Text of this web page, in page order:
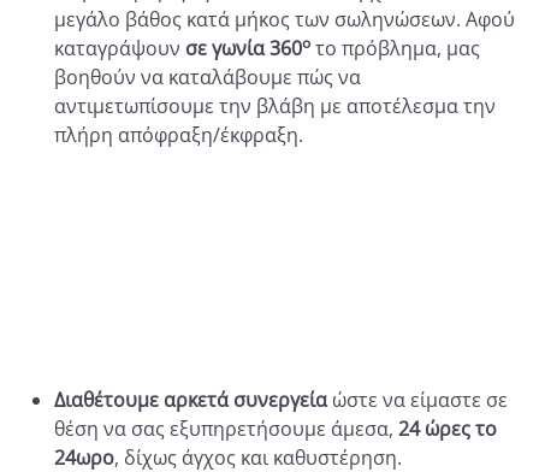
μεγάλο βάθος κατά μήκος των σωληνώσεων. Αφού
καταγράψουν σε γωνία 360ο το πρόβλημα, μας
βοηθούν να καταλάβουμε πώς να
αντιμετωπίσουμε την βλάβη με αποτέλεσμα την
πλήρη απόφραξη/έκφραξη.
Διαθέτουμε αρκετά συνεργείαώστε να είμαστε σε
θέση να σας εξυπηρετήσουμε άμεσα, 24 ώρες το
24ωρο, δίχως άγχος και καθυστέρηση.